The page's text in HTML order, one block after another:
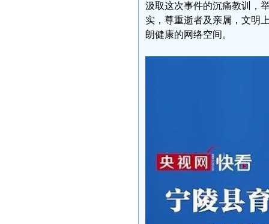
汲取这次事件的沉痛教训，
实，尊重逝者及亲属，文明
朗健康的网络空间。